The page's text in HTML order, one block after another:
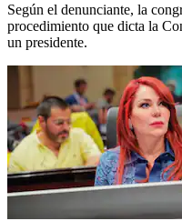
Según el denunciante, la
procedimiento que dicta la
un presidente.